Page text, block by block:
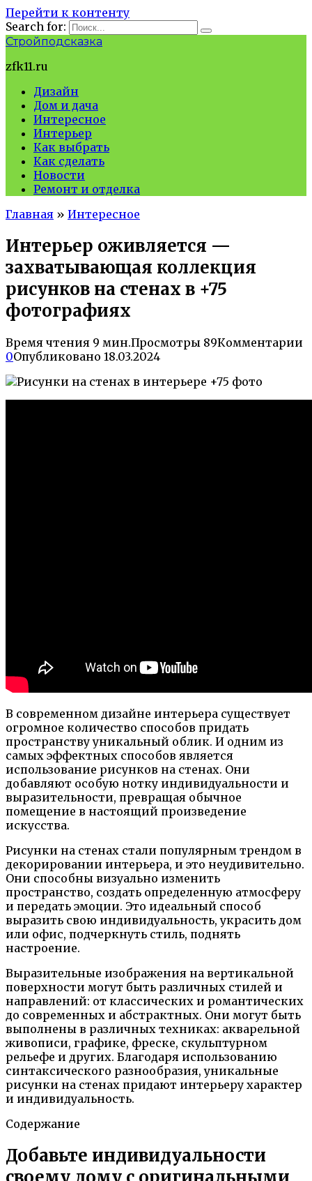
Перейти к контенту
Search for:
Стройподсказка
zfk11.ru
Дизайн
Дом и дача
Интересное
Интерьер
Как выбрать
Как сделать
Новости
Ремонт и отделка
Главная » Интересное
Интерьер оживляется —
захватывающая коллекция
рисунков на стенах в +75
фотографиях
Время чтения 9 мин.Просмотры 89Комментарии
0Опубликовано 18.03.2024
В современном дизайне интерьера существует
огромное количество способов придать
пространству уникальный облик. И одним из
самых эффектных способов является
использование рисунков на стенах. Они
добавляют особую нотку индивидуальности и
выразительности, превращая обычное
помещение в настоящий произведение
искусства.
Рисунки на стенах стали популярным трендом в
декорировании интерьера, и это неудивительно.
Они способны визуально изменить
пространство, создать определенную атмосферу
и передать эмоции. Это идеальный способ
выразить свою индивидуальность, украсить дом
или офис, подчеркнуть стиль, поднять
настроение.
Выразительные изображения на вертикальной
поверхности могут быть различных стилей и
направлений: от классических и романтических
до современных и абстрактных. Они могут быть
выполнены в различных техниках: акварельной
живописи, графике, фреске, скульптурном
рельефе и других. Благодаря использованию
синтаксического разнообразия, уникальные
рисунки на стенах придают интерьеру характер
и индивидуальность.
Содержание
Добавьте индивидуальности